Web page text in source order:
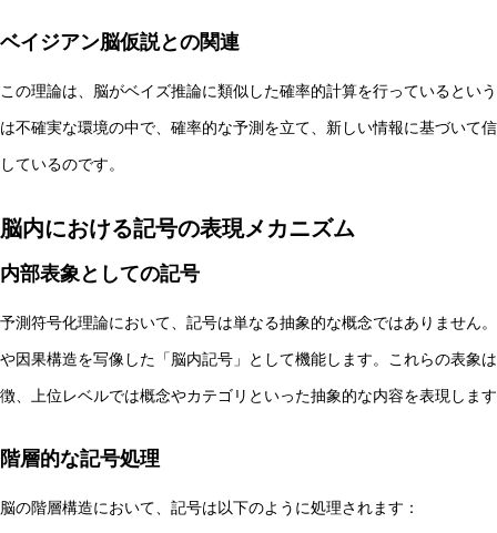
ベイジアン脳仮説との関連
この理論は、脳がベイズ推論に類似した確率的計算を行っているとい
は不確実な環境の中で、確率的な予測を立て、新しい情報に基づいて
しているのです。
脳内における記号の表現メカニズム
内部表象としての記号
予測符号化理論において、記号は単なる抽象的な概念ではありません
や因果構造を写像した「脳内記号」として機能します。これらの表象
徴、上位レベルでは概念やカテゴリといった抽象的な内容を表現しま
階層的な記号処理
脳の階層構造において、記号は以下のように処理されます：